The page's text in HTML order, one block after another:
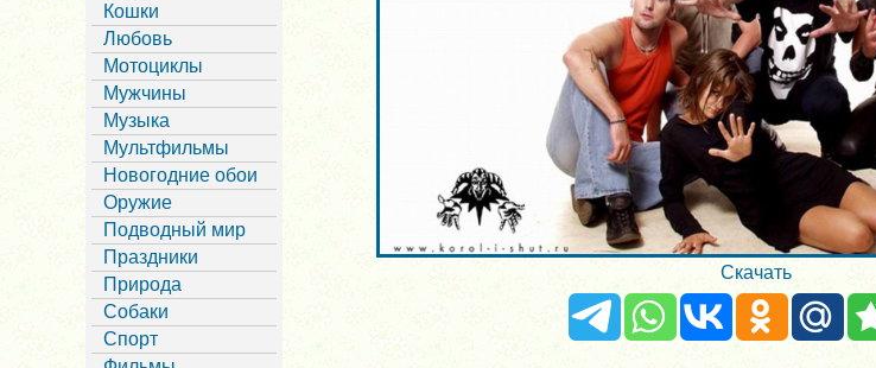
Кошки
Любовь
Мотоциклы
Мужчины
Музыка
Мультфильмы
Новогодние обои
Оружие
Подводный мир
Праздники
Природа
Собаки
Спорт
Скачать